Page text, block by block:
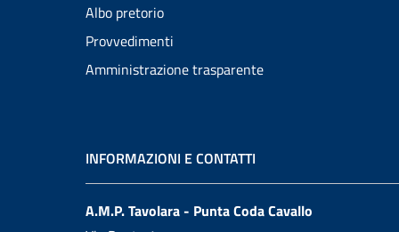
Albo pretorio
Provvedimenti
Amministrazione trasparente
INFORMAZIONI E CONTATTI
A.M.P. Tavolara - Punta Coda Cavallo